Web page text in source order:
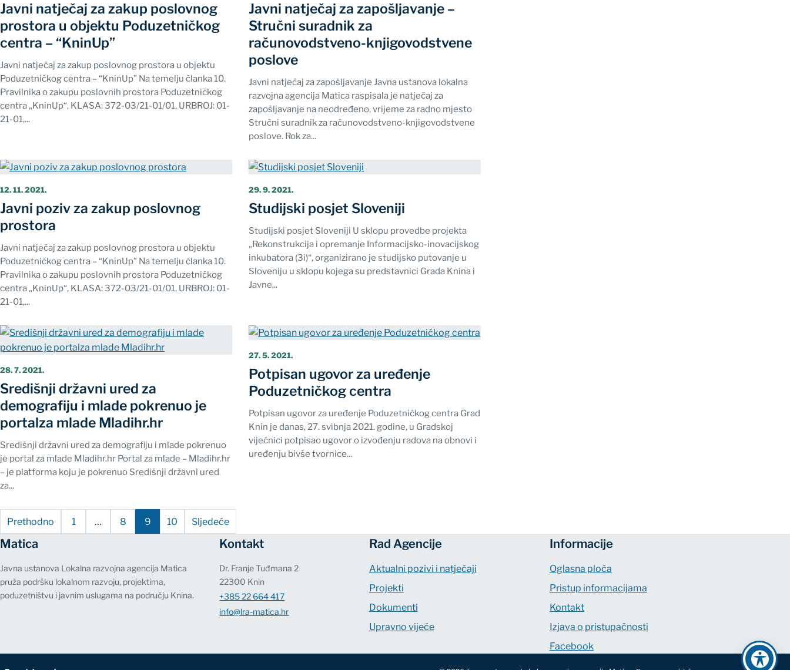
Javni natječaj za zakup poslovnog
prostora u objektu Poduzetničkog
centra – “KninUp”
Javni natječaj za zakup poslovnog prostora u objektu
Poduzetničkog centra – “KninUp” Na temelju članka 10.
Pravilnika o zakupu poslovnih prostora Poduzetničkog
centra „KninUp“, KLASA: 372-03/21-01/01, URBROJ: 01-
21-01,...
Javni natječaj za zapošljavanje –
Stručni suradnik za
računovodstveno-knjigovodstvene
poslove
Javni natječaj za zapošljavanje Javna ustanova lokalna
razvojna agencija Matica raspisala je natječaj za
zapošljavanje na neodređeno, vrijeme za radno mjesto
Stručni suradnik za računovodstveno-knjigovodstvene
poslove. Rok za...
12. 11. 2021.
Javni poziv za zakup poslovnog
prostora
Javni natječaj za zakup poslovnog prostora u objektu
Poduzetničkog centra – “KninUp” Na temelju članka 10.
Pravilnika o zakupu poslovnih prostora Poduzetničkog
centra „KninUp“, KLASA: 372-03/21-01/01, URBROJ: 01-
21-01,...
29. 9. 2021.
Studijski posjet Sloveniji
Studijski posjet Sloveniji U sklopu provedbe projekta
„Rekonstrukcija i opremanje Informacijsko-inovacijskog
inkubatora (3i)“, organizirano je studijsko putovanje u
Sloveniju u sklopu kojega su predstavnici Grada Knina i
Javne...
28. 7. 2021.
Središnji državni ured za
demografiju i mlade pokrenuo je
portalza mlade Mladihr.hr
Središnji državni ured za demografiju i mlade pokrenuo
je portal za mlade Mladihr.hr Portal za mlade – Mladihr.hr
– je platforma koju je pokrenuo Središnji državni ured
za...
27. 5. 2021.
Potpisan ugovor za uređenje
Poduzetničkog centra
Potpisan ugovor za uređenje Poduzetničkog centra Grad
Knin je danas, 27. svibnja 2021. godine, u Gradskoj
vijećnici potpisao ugovor o izvođenju radova na obnovi i
uređenju bivše tvornice...
Brojevi
stranica
objava
Prethodno 1 … 8 9 10 Sljedeće
Matica
Javna ustanova Lokalna razvojna agencija Matica
pruža podršku lokalnom razvoju, projektima,
poduzetništvu i javnim uslugama na području Knina.
Kontakt
Dr. Franje Tuđmana 2
22300 Knin
+385 22 664 417
info@lra-matica.hr
Rad Agencije
Aktualni pozivi i natječaji
Projekti
Dokumenti
Upravno vijeće
Informacije
Oglasna ploča
Pristup informacijama
Kontakt
Izjava o pristupačnosti
Facebook